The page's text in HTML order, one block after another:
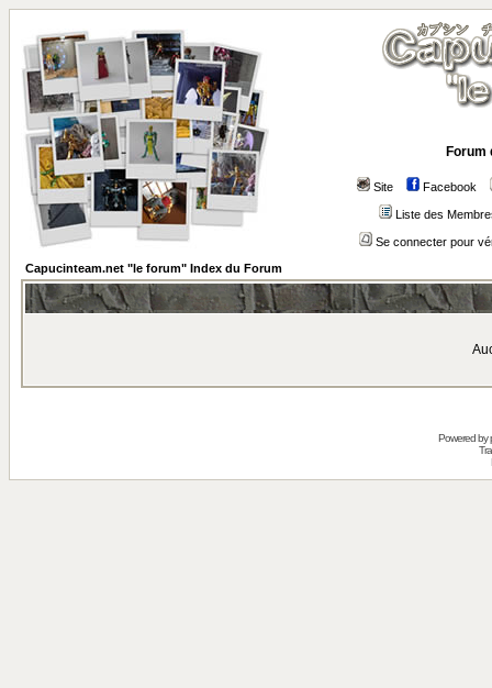
Forum
Site Facebook
Liste des
Se connecter pour
Capucinteam.net "le forum" Index du Forum
Powered by